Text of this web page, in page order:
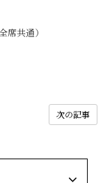
席共通）
次の記事